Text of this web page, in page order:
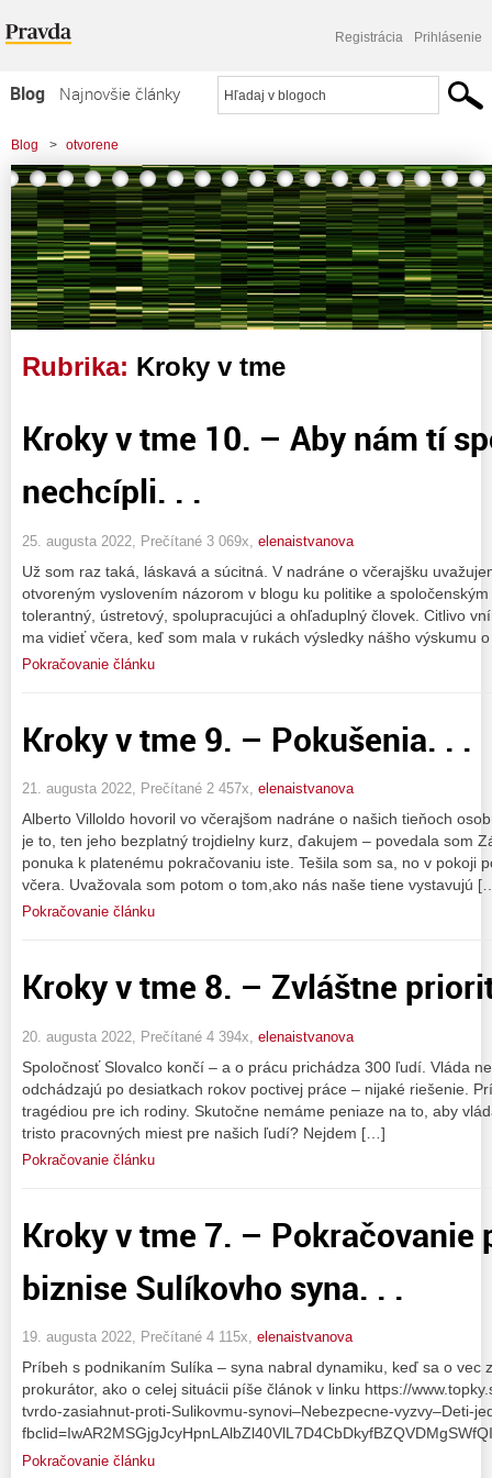
Registrácia Prihlásenie
Blog
Najnovšie články
Najčítanejšie články
Najkomentovanejšie články
Zoznam blogov
Komerčné blogy
Blog > otvorene
Rubrika: Kroky v tme
Kroky v tme 10. – Aby nám tí
nechcípli. . .
25. augusta 2022, Prečítané 3 069x, elenaistvanova
Už som raz taká, láskavá a súcitná. V nadráne o včerajšku
otvoreným vyslovením názorom v blogu ku politike a
tolerantný, ústretový, spolupracujúci a ohľaduplný človek. Citlivo
ma vidieť včera, keď som mala v rukách výsledky nášho výskumu
Pokračovanie článku
Kroky v tme 9. – Pokušenia. . .
21. augusta 2022, Prečítané 2 457x, elenaistvanova
Alberto Villoldo hovoril vo včerajšom nadráne o našich tieňoch
je to, ten jeho bezplatný trojdielny kurz, ďakujem – povedala som
ponuka k platenému pokračovaniu iste. Tešila som sa, no v pokoji
včera. Uvažovala som potom o tom,ako nás naše tiene vystavujú
Pokračovanie článku
Kroky v tme 8. – Zvláštne
20. augusta 2022, Prečítané 4 394x, elenaistvanova
Spoločnosť Slovalco končí – a o prácu prichádza 300 ľudí. Vláda
odchádzajú po desiatkach rokov poctivej práce – nijaké riešenie.
tragédiou pre ich rodiny. Skutočne nemáme peniaze na to, aby
tristo pracovných miest pre našich ľudí? Nejdem […]
Pokračovanie článku
Kroky v tme 7. – Pokračovanie
biznise Sulíkovho syna. . .
19. augusta 2022, Prečítané 4 115x, elenaistvanova
Príbeh s podnikaním Sulíka – syna nabral dynamiku, keď sa o vec
prokurátor, ako o celej situácii píše článok v linku https://
tvrdo-zasiahnut-proti-Sulikovmu-synovi–Nebezpecne-vyzvy–Deti-
Pokračovanie článku